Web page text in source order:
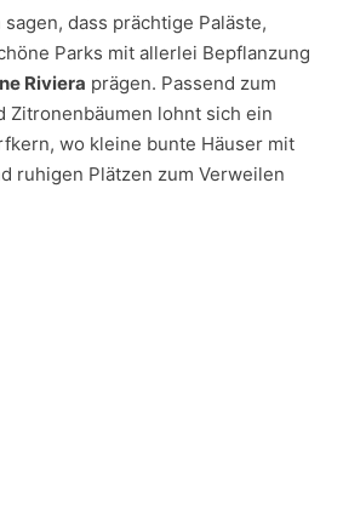
dass prächtige Paläste,
Parks mit allerlei Bepflanzung
Riviera prägen. Passend zum
Zitronenbäumen lohnt sich ein
wo kleine bunte Häuser mit
ruhigen Plätzen zum Verweilen